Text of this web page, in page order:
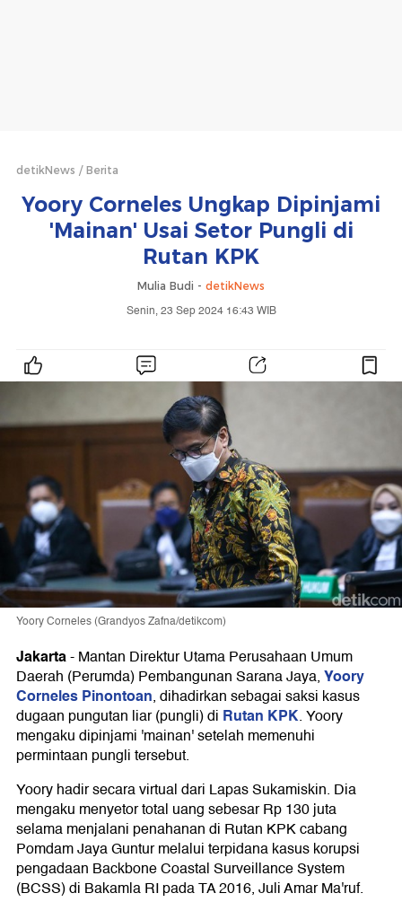
detikNews Berita
Yoory Corneles Ungkap Dipinjami
'Mainan' Usai Setor Pungli di
Rutan KPK
Mulia Budi - detikNews
Senin, 23 Sep 2024 16:43 WIB
Yoory Corneles (Grandyos Zafna/detikcom)
Jakarta-Mantan Direktur Utama Perusahaan Umum
Daerah (Perumda) Pembangunan Sarana Jaya,Yoory
Corneles Pinontoan, dihadirkan sebagai saksi kasus
dugaan pungutan liar (pungli) di Rutan KPK. Yoory
mengaku dipinjami 'mainan' setelah memenuhi
permintaan pungli tersebut.
Yoory hadir secara virtual dari Lapas Sukamiskin. Dia
mengaku menyetor total uang sebesar Rp 130 juta
selama menjalani penahanan di Rutan KPK cabang
Pomdam Jaya Guntur melalui terpidana kasus korupsi
pengadaan Backbone Coastal Surveillance System
(BCSS) di Bakamla RI pada TA 2016, Juli Amar Ma'ruf.